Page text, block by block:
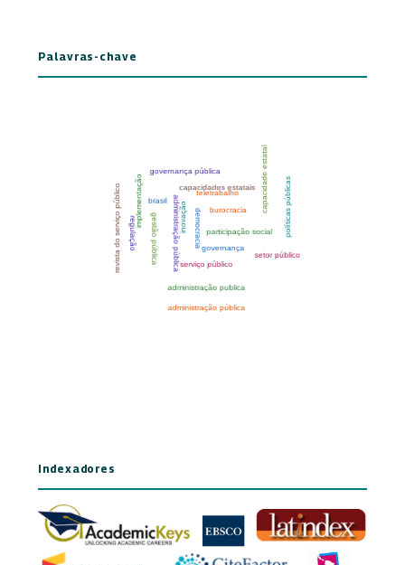
Palavras-chave
Indexadores